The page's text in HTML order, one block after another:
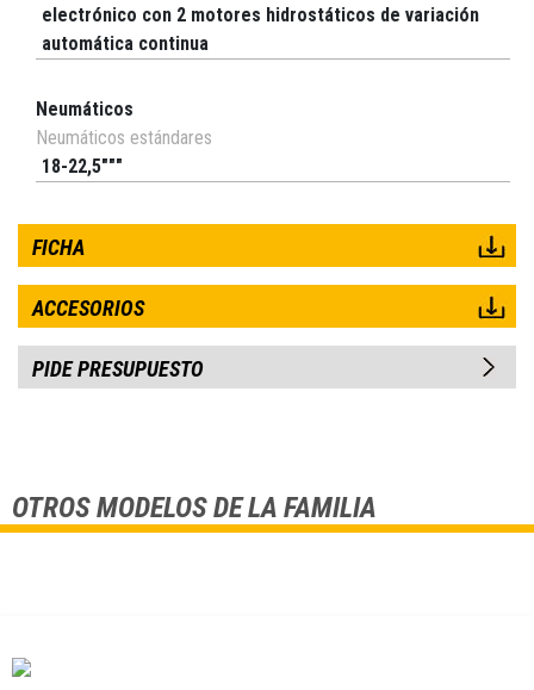
electrónico con 2 motores hidrostáticos de variación
automática continua
Neumáticos
Neumáticos estándares
18-22,5"""
FICHA
ACCESORIOS
PIDE PRESUPUESTO
OTROS MODELOS DE LA FAMILIA